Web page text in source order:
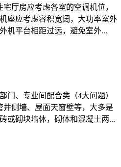
宅厅房应考虑各室的空调机位，
座应考虑容积宽阔，大功率室外
机平台相距过远，避免室外...
门、专业间配合类（4大问题）
侧墙、屋面天窗壁等，大多是
或砌块墙体，砌体和混凝土两...